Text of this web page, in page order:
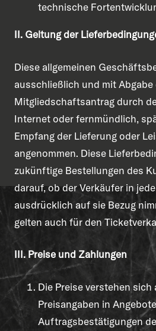
technische
II. Geltung der
Diese allgemeinen
ausschließlich und mit
Mitgliedschaftsantrag durch
Internet oder fernmündlich,
Empfang der Lieferung oder
angenommen. Diese
zukünftige Bestellungen des
darauf, ob der Verkäufer in
ausdrücklich auf sie Bezug
gelten auch für den
III. Preise und Zahlungen
Die Preise verstehen sich
Preisangaben in
Auftragsbestätigungen